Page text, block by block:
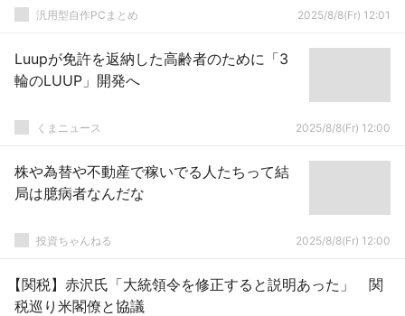
汎用型自作PCまとめ 2025/8/8(Fr) 12:01
Luupが免許を返納した高齢者のために「3
輪のLUUP」開発へ
くまニュース 2025/8/8(Fr) 12:00
株や為替や不動産で稼いでる人たちって結
局は臆病者なんだな
投資ちゃんねる 2025/8/8(Fr) 12:00
【関税】赤沢氏「大統領令を修正すると説明あった」 関
税巡り米閣僚と協議